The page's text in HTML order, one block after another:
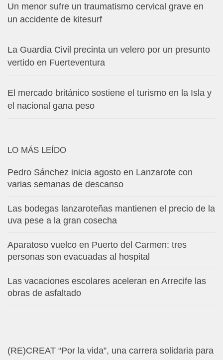
Un menor sufre un traumatismo cervical grave en
un accidente de kitesurf
La Guardia Civil precinta un velero por un presunto
vertido en Fuerteventura
El mercado británico sostiene el turismo en la Isla y
el nacional gana peso
LO MÁS LEÍDO
Pedro Sánchez inicia agosto en Lanzarote con
varias semanas de descanso
Las bodegas lanzaroteñas mantienen el precio de la
uva pese a la gran cosecha
Aparatoso vuelco en Puerto del Carmen: tres
personas son evacuadas al hospital
Las vacaciones escolares aceleran en Arrecife las
obras de asfaltado
(RE)CREAT “Por la vida”, una carrera solidaria para